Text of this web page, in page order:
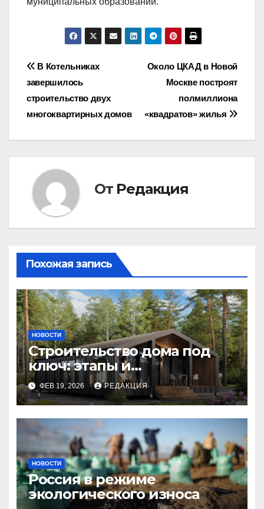
Навигация
по
записям
Около ЦКАД в Новой
Москве построят
полмиллиона
«квадратов» жилья
В Котельниках
завершилось
строительство двух
многоквартирных домов
От Редакция
Похожая запись
НОВОСТИ
Строительство дома под
ключ: этапы и
планирование бюджета
ФЕВ 19, 2026 РЕДАКЦИЯ
НОВОСТИ
Россия в режиме
экологического износа